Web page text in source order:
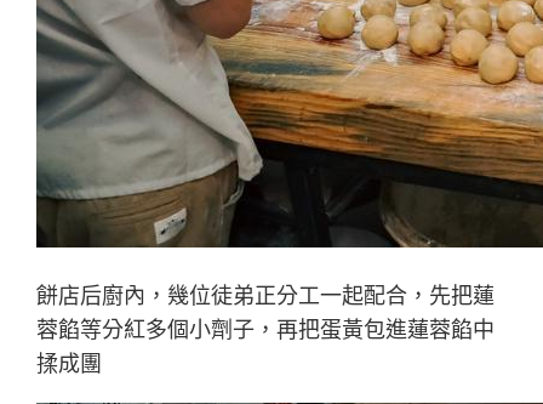
餅店后廚內，幾位徒弟正分工一起配合，先把蓮
蓉餡等分紅多個小劑子，再把蛋黃包進蓮蓉餡中
揉成團